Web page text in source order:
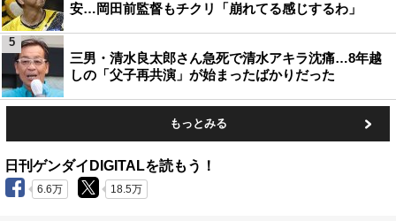
安…岡田前監督もチクリ「崩れてる感じするわ」
三男・清水良太郎さん急死で清水アキラ沈痛…8年越
しの「父子再共演」が始まったばかりだった
5
もっとみる
日刊ゲンダイDIGITALを読もう！
6.6万 18.5万